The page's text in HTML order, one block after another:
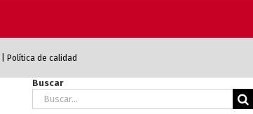
Política de calidad
Buscar
Buscar: